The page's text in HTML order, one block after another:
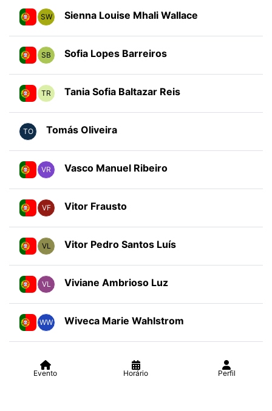
SW Sienna Louise Mhali Wallace
SB Sofia Lopes Barreiros
TR Tania Sofia Baltazar Reis
TO Tomás Oliveira
VR Vasco Manuel Ribeiro
VF Vitor Frausto
VL Vitor Pedro Santos Luís
VL Viviane Ambrioso Luz
WW Wiveca Marie Wahlstrom
Evento Horário Perfil